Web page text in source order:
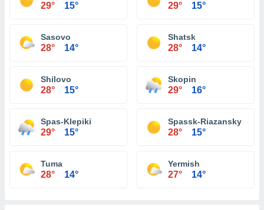
29° 15° 29° 15°
Sasovo
28° 14°
Shatsk
28° 14°
Shilovo
28° 15°
Skopin
29° 16°
Spas-Klepiki
29° 15°
Spassk-Riazansky
28° 15°
Tuma
28° 14°
Yermish
27° 14°